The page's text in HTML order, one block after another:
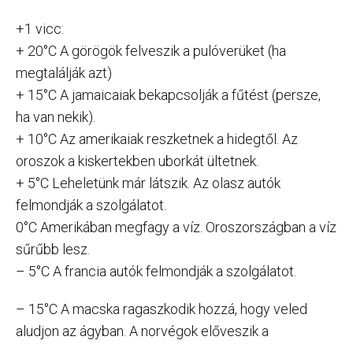
+1 vicc:
+ 20°C A görögök felveszik a pulóverüket (ha
megtalálják azt)
+ 15°C A jamaicaiak bekapcsolják a fűtést (persze,
ha van nekik).
+ 10°C Az amerikaiak reszketnek a hidegtől. Az
oroszok a kiskertekben uborkát ültetnek.
+ 5°C Leheletünk már látszik. Az olasz autók
felmondják a szolgálatot.
0°C Amerikában megfagy a víz. Oroszországban a víz
sűrűbb lesz.
– 5°C A francia autók felmondják a szolgálatot.
– 15°C A macska ragaszkodik hozzá, hogy veled
aludjon az ágyban. A norvégok előveszik a